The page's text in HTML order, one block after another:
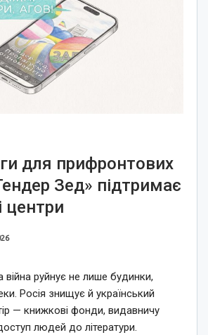
для прифронтових
Зед» підтримає
центри
руйнує не лише будинки,
Росія знищує й український
— книжкові фонди, видавничу
людей до літератури.